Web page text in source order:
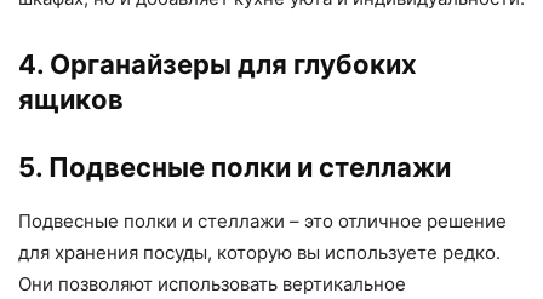
4. Органайзеры для глубоких
ящиков
5. Подвесные полки и стеллажи
Подвесные полки и стеллажи – это отличное решение
для хранения посуды, которую вы используете редко.
Они позволяют использовать вертикальное